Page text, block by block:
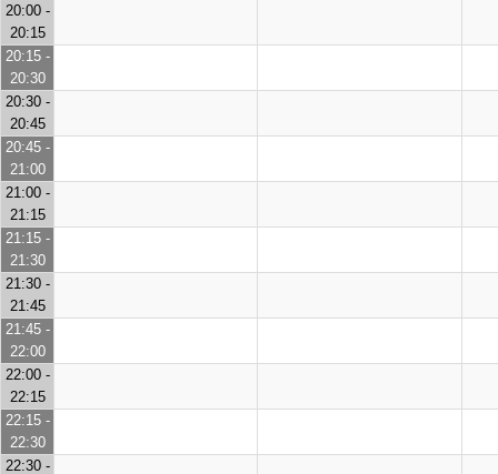
20:00 -
20:15
20:15 -
20:30
20:30 -
20:45
20:45 -
21:00
21:00 -
21:15
21:15 -
21:30
21:30 -
21:45
21:45 -
22:00
22:00 -
22:15
22:15 -
22:30
22:30 -